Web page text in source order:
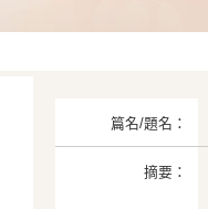
篇名/題名：
摘要：